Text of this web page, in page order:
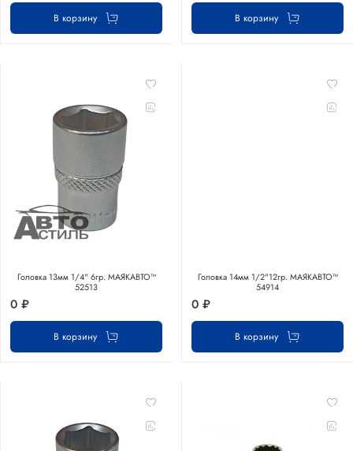
В корзину В корзину
Головка 13мм 1/4" 6гр. МАЯКАВТО™
52513
0 ₽
В корзину
Головка 14мм 1/2"12гр. МАЯКАВТО™
54914
0 ₽
В корзину